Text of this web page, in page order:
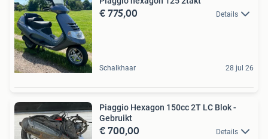
€ 775,00 Details
Schalkhaar 28 jul 26
Piaggio Hexagon 150cc 2T LC Blok -
Gebruikt
€ 700,00 Details